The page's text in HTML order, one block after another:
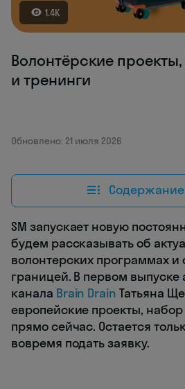
1.4K
Волонтёрские
и тренинги
Обновлено: 21 июля 2026
Содержание
SM запускает новую
будем рассказывать об
волонтерских программах и
границей. В первом выпуске
канала Brain Drain Татьяна
европейские проекты,
прямо сейчас. Остается
вовремя подать заявку.